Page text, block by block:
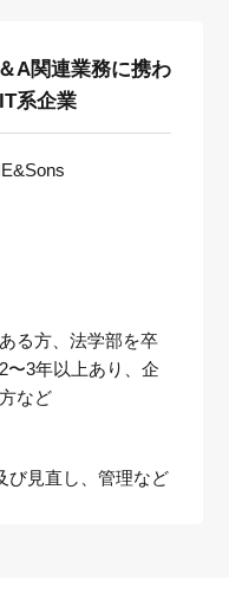
A関連業務に携わ
系企業
る方、法学部を卒
〜3年以上あり、企
など
び見直し、管理など